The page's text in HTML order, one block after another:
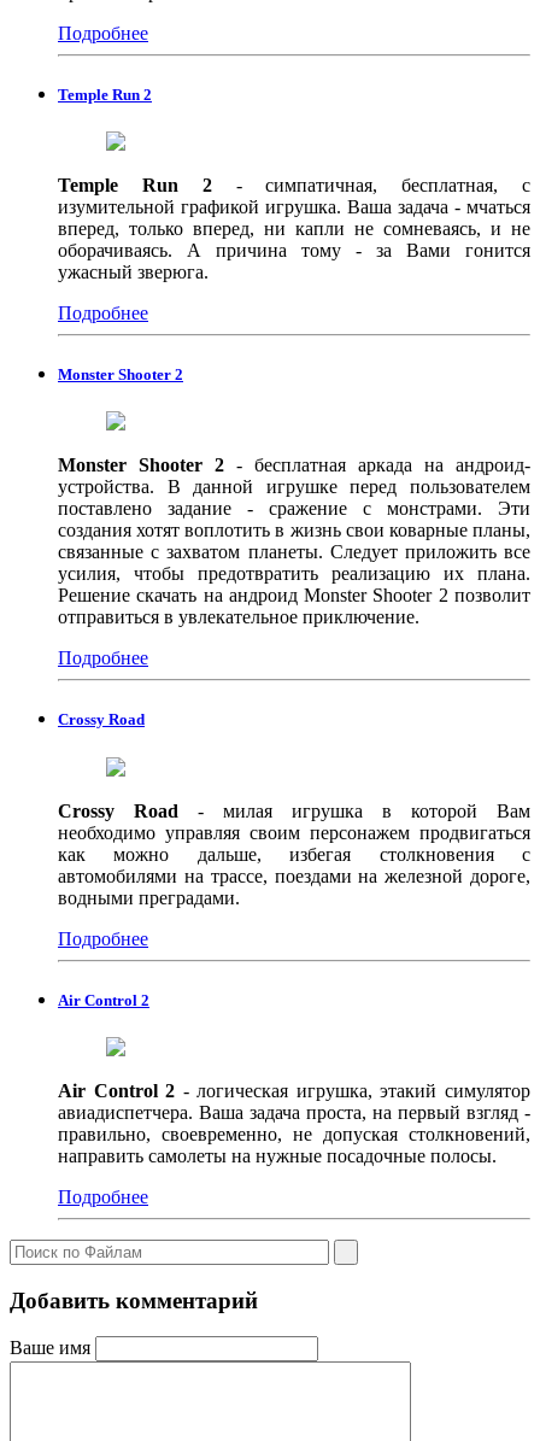
Подробнее
Temple Run 2
Temple Run 2- симпатичная, бесплатная, с
изумительной графикой игрушка. Ваша задача - мчаться
вперед, только вперед, ни капли не сомневаясь, и не
оборачиваясь. А причина тому - за Вами гонится
ужасный зверюга.
Подробнее
Monster Shooter 2
Monster Shooter 2 - бесплатная аркада на андроид-
устройства. В данной игрушке перед пользователем
поставлено задание - сражение с монстрами. Эти
создания хотят воплотить в жизнь свои коварные планы,
связанные с захватом планеты. Следует приложить все
усилия, чтобы предотвратить реализацию их плана.
Решение скачать на андроид Monster Shooter 2 позволит
отправиться в увлекательное приключение.
Подробнее
Crossy Road
Crossy Road - милая игрушка в которой Вам
необходимо управляя своим персонажем продвигаться
как можно дальше, избегая столкновения с
автомобилями на трассе, поездами на железной дороге,
водными преградами.
Подробнее
Air Control 2
Air Control 2 - логическая игрушка, этакий симулятор
авиадиспетчера. Ваша задача проста, на первый взгляд -
правильно, своевременно, не допуская столкновений,
направить самолеты на нужные посадочные полосы.
Подробнее
Добавить комментарий
Ваше имя